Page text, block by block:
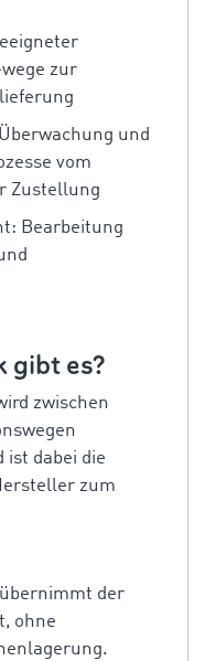
zur
und
vom
Zustellung
Bearbeitung
es?
zwischen
ist dabei die
zum
der
ohne